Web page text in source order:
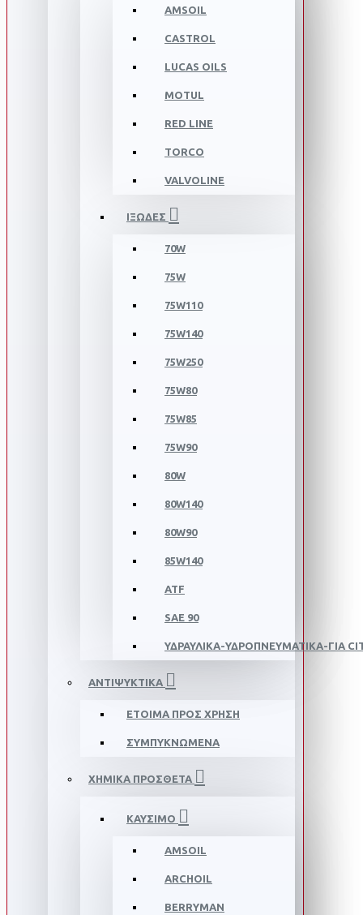
AMSOIL
CASTROL
LUCAS OILS
MOTUL
RED LINE
TORCO
VALVOLINE
ΙΞΩΔΕΣ
70W
75W
75W110
75W140
75W250
75W80
75W85
75W90
80W
80W140
80W90
85W140
ATF
SAE 90
ΥΔΡΑΥΛΙΚΑ-ΥΔΡΟΠΝΕΥΜΑΤΙΚΑ-ΓΙΑ
ΑΝΤΙΨΥΚΤΙΚΑ
ΕΤΟΙΜΑ ΠΡΟΣ ΧΡΗΣΗ
ΣΥΜΠΥΚΝΩΜΕΝΑ
ΧΗΜΙΚΑ ΠΡΟΣΘΕΤΑ
ΚΑΥΣΙΜΟ
AMSOIL
ARCHOIL
BERRYMAN